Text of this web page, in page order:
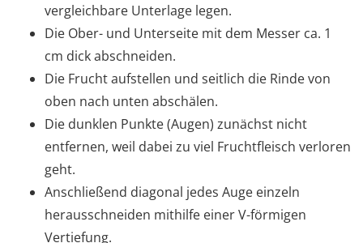
vergleichbare Unterlage legen.
Die Ober- und Unterseite mit dem Messer ca. 1
cm dick abschneiden.
Die Frucht aufstellen und seitlich die Rinde von
oben nach unten abschälen.
Die dunklen Punkte (Augen) zunächst nicht
entfernen, weil dabei zu viel Fruchtfleisch verloren
geht.
Anschließend diagonal jedes Auge einzeln
herausschneiden mithilfe einer V-förmigen
Vertiefung.